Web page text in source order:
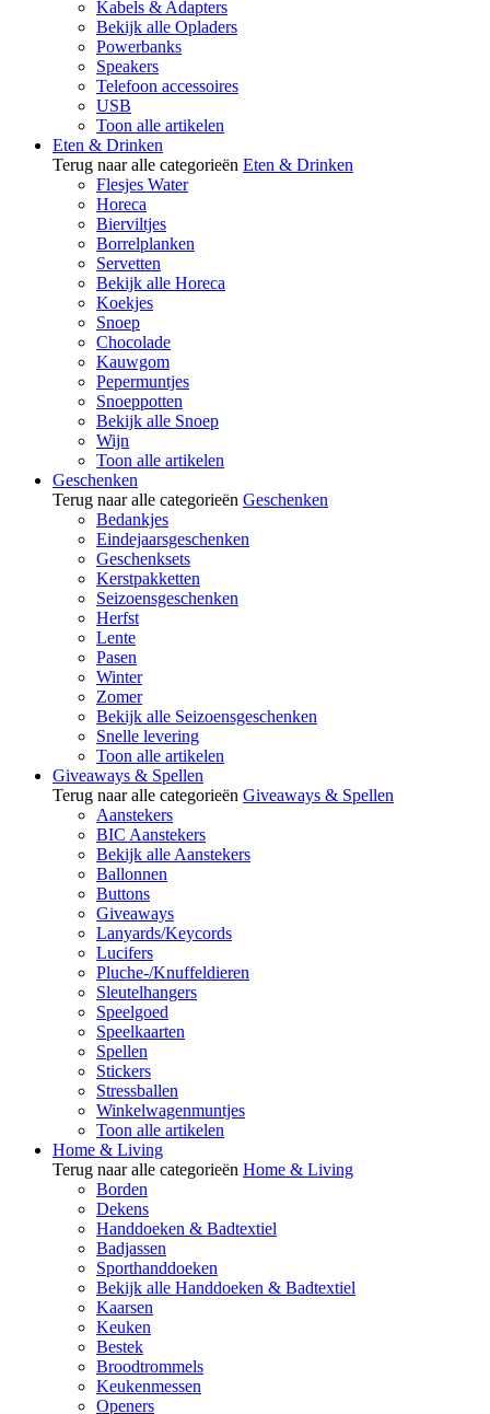
Kabels & Adapters
Bekijk alle Opladers
Powerbanks
Speakers
Telefoon accessoires
USB
Toon alle artikelen
Eten & Drinken
Terug naar alle categorieën Eten & Drinken
Flesjes Water
Horeca
Bierviltjes
Borrelplanken
Servetten
Bekijk alle Horeca
Koekjes
Snoep
Chocolade
Kauwgom
Pepermuntjes
Snoeppotten
Bekijk alle Snoep
Wijn
Toon alle artikelen
Geschenken
Terug naar alle categorieën Geschenken
Bedankjes
Eindejaarsgeschenken
Geschenksets
Kerstpakketten
Seizoensgeschenken
Herfst
Lente
Pasen
Winter
Zomer
Bekijk alle Seizoensgeschenken
Snelle levering
Toon alle artikelen
Giveaways & Spellen
Terug naar alle categorieën Giveaways & Spellen
Aanstekers
BIC Aanstekers
Bekijk alle Aanstekers
Ballonnen
Buttons
Giveaways
Lanyards/Keycords
Lucifers
Pluche-/Knuffeldieren
Sleutelhangers
Speelgoed
Speelkaarten
Spellen
Stickers
Stressballen
Winkelwagenmuntjes
Toon alle artikelen
Home & Living
Terug naar alle categorieën Home & Living
Borden
Dekens
Handdoeken & Badtextiel
Badjassen
Sporthanddoeken
Bekijk alle Handdoeken & Badtextiel
Kaarsen
Keuken
Bestek
Broodtrommels
Keukenmessen
Openers